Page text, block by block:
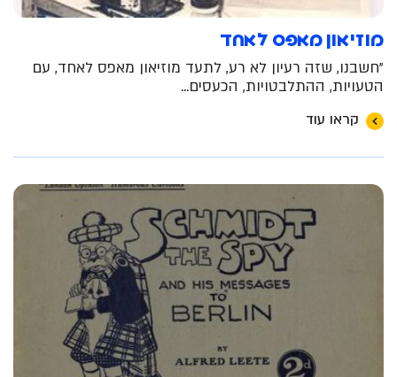
מוזיאון מאפס לאחד
"חשבנו, שזה רעיון לא רע, לתעד מוזיאון מאפס לאחד, עם
הטעויות, ההתלבטויות, הכעסים...
קראו עוד